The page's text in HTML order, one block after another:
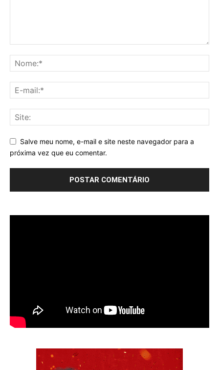
Salve meu nome, e-mail e site neste navegador para a
próxima vez que eu comentar.